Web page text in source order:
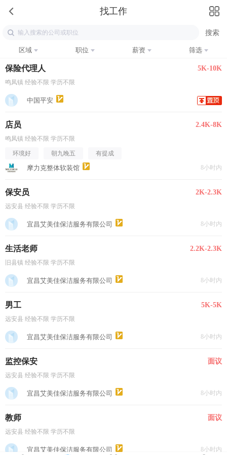
找工作
区域 职位 薪资 筛选
保险代理人 5K-10K
鸣凤镇 经验不限 学历不限
中国平安
店员 2.4K-8K
鸣凤镇 经验不限 学历不限
环境好 朝九晚五 有提成
摩力克整体软装馆 8小时内
保安员 2K-2.3K
远安县 经验不限 学历不限
宜昌艾美佳保洁服务有限公司 8小时内
生活老师 2.2K-2.3K
旧县镇 经验不限 学历不限
宜昌艾美佳保洁服务有限公司 8小时内
男工 5K-5K
远安县 经验不限 学历不限
宜昌艾美佳保洁服务有限公司 8小时内
监控保安 面议
远安县 经验不限 学历不限
宜昌艾美佳保洁服务有限公司 8小时内
教师 面议
远安县 经验不限 学历不限
宜昌艾美佳保洁服务有限公司 8小时内